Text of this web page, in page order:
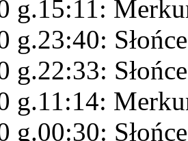
g.15:11:
g.23:40:
g.22:33:
g.11:14:
g.00:30: